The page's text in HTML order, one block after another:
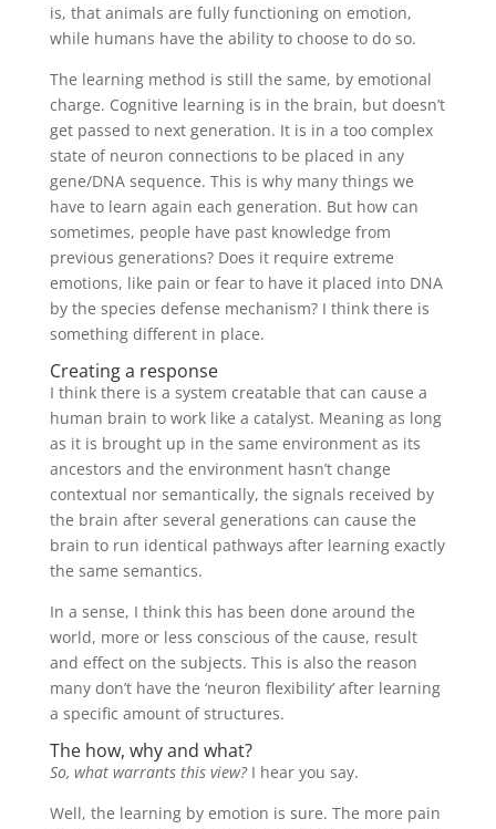
is, that animals are fully functioning on emotion,
while humans have the ability to choose to do so.
The learning method is still the same, by emotional
charge. Cognitive learning is in the brain, but doesn’t
get passed to next generation. It is in a too complex
state of neuron connections to be placed in any
gene/DNA sequence. This is why many things we
have to learn again each generation. But how can
sometimes, people have past knowledge from
previous generations? Does it require extreme
emotions, like pain or fear to have it placed into DNA
by the species defense mechanism? I think there is
something different in place.
Creating a response
I think there is a system creatable that can cause a
human brain to work like a catalyst. Meaning as long
as it is brought up in the same environment as its
ancestors and the environment hasn’t change
contextual nor semantically, the signals received by
the brain after several generations can cause the
brain to run identical pathways after learning exactly
the same semantics.
In a sense, I think this has been done around the
world, more or less conscious of the cause, result
and effect on the subjects. This is also the reason
many don’t have the ‘neuron flexibility’ after learning
a specific amount of structures.
The how, why and what?
So, what warrants this view? I hear you say.
Well, the learning by emotion is sure. The more pain